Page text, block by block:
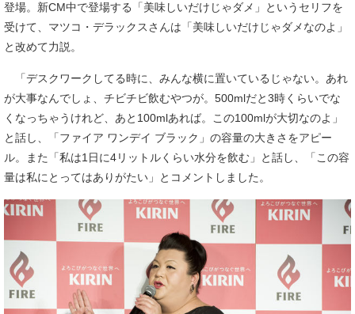
登場。新CM中で登場する「美味しいだけじゃダメ」というセリフを
受けて、マツコ・デラックスさんは「美味しいだけじゃダメなのよ」
と改めて力説。
「デスクワークしてる時に、みんな横に置いているじゃない。あれ
が大事なんでしょ、チビチビ飲むやつが。500mlだと3時くらいでな
くなっちゃうけれど、あと100mlあれば。この100mlが大切なのよ」
と話し、「ファイア ワンデイ ブラック」の容量の大きさをアピー
ル。また「私は1日に4リットルくらい水分を飲む」と話し、「この容
量は私にとってはありがたい」とコメントしました。